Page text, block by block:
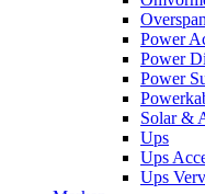
Power
Power
Power
Solar &
Ups
Ups
Ups